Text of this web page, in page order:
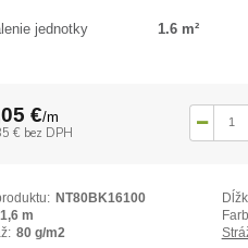
jednotky 1.6 m²
€/m
€ bez DPH
NT80BK16100
1,6 m
80 g/m2